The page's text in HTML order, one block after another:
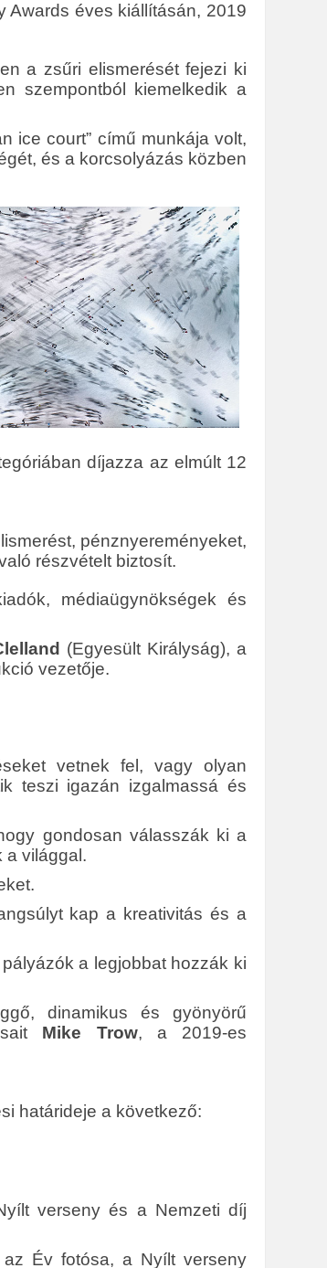
Awards éves kiállításán, 2019
a zsűri elismerését fejezi ki
szempontból kiemelkedik a
ice court” című munkája volt,
és a korcsolyázás közben
díjazza az elmúlt 12
pénznyereményeket,
részvételt biztosít.
médiaügynökségek és
(Egyesült Királyság), a
vezetője.
vetnek fel, vagy olyan
teszi igazán izgalmassá és
gondosan válasszák ki a
a világgal.
kap a kreativitás és a
a legjobbat hozzák ki
dinamikus és gyönyörű
Mike Trow, a 2019-es
határideje a következő:
verseny és a Nemzeti díj
Év fotósa, a Nyílt verseny